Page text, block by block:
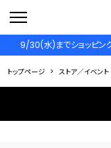
9/30(水)までショッピン
トップページ ストア／イベント